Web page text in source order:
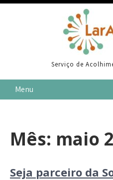
Skip
Serviço de
Menu
Mês: maio
Seja parceiro da